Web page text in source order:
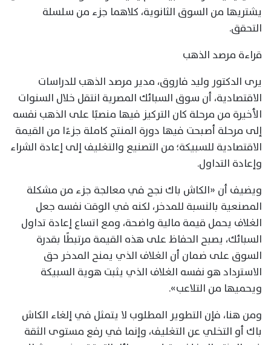
يشتريها من السوق الثانوية، كلاهما جزء من سلسلة
التحقق.
قراءة مرصد الذهب
يرى الدكتور وليد فاروق، مدير مرصد الذهب للدراسات
الاقتصادية، أن سوق السبائك المصرية انتقل خلال السنوات
الأخيرة من مرحلة كان التركيز فيها منصبًا على الذهب نفسه
إلى مرحلة أصبحت فيها دورة المنتج كاملة جزءًا من القيمة
الاقتصادية للسبيكة؛ من التصنيع والتغليف إلى إعادة الشراء
وإعادة التداول.
ويضيف أن «الكاش باك نجح في معالجة جزء من مشكلة
المصنعية بالنسبة للمدخر، لكنه في الوقت نفسه جعل
الغلاف يحمل قيمة مالية واضحة، ومع اتساع إعادة تداول
السبائك، يصبح الحفاظ على هذه القيمة مرتبطًا بقدرة
السوق على ضمان أن الغلاف الذي يمنح المدخر حق
الاسترداد هو نفسه الغلاف الذي يثبت هوية السبيكة
ويحميها من التلاعب».
ومن هنا، فإن التطوير المطلوب لا يتمثل في إلغاء الكاش
باك أو التخلي عن التغليف، وإنما في رفع مستوى الثقة